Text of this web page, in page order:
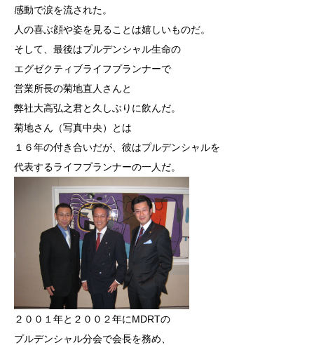
感動で涙を流された。
人の喜ぶ顔や姿を見ることは嬉しいものだ。
そして、最後はプルデンシャル生命の
エグゼクティブライフプランナーで
営業所長の菊地直人さんと
弊社大高弘之君と久しぶりに飲んだ。
菊地さん（写真中央）とは
１６年の付き合いだが、彼はプルデンシャルを
代表するライフプランナーの一人だ。
２００１年と２００２年にMDRTの
プルデンシャル分会で会長を務め、